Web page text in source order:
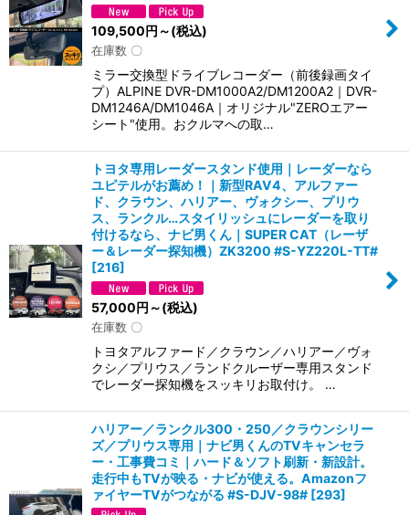
109,500円 ～(税込)
在庫数 〇
ミラー交換型ドライブレコーダー（前後録画タイ
プ）ALPINE DVR-DM1000A2/DM1200A2｜DVR-
DM1246A/DM1046A｜オリジナル"ZEROエアー
シート"使用。おクルマへの取…
トヨタ専用レーダースタンド使用｜レーダーなら
ユピテルがお薦め！｜新型RAV4、アルファー
ド、クラウン、ハリアー、ヴォクシー、プリウ
ス、ランクル…スタイリッシュにレーダーを取り
付けるなら、ナビ男くん｜SUPER CAT（レーザ
ー＆レーダー探知機）ZK3200 #S-YZ220L-TT#
[216]
57,000円 ～(税込)
在庫数 〇
トヨタアルファード／クラウン／ハリアー／ヴォ
クシ／プリウス／ランドクルーザー専用スタンド
でレーダー探知機をスッキリお取付け。 …
ハリアー／ランクル300・250／クラウンシリー
ズ／プリウス専用｜ナビ男くんのTVキャンセラ
ー・工事費コミ｜ハード＆ソフト刷新・新設計。
走行中もTVが映る・ナビが使える。Amazonフ
ァイヤーTVがつながる #S-DJV-98# [293]